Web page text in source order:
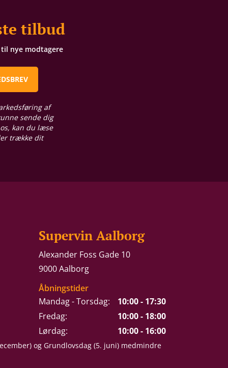
tilbud
nye modtagere
af
sende dig
kan du læse
trække dit
Supervin Aalborg
Alexander Foss Gade 10
9000 Aalborg
Åbningstider
Mandag - Torsdag:
10:00 - 17:30
Fredag:
10:00 - 18:00
Lørdag:
10:00 - 16:00
og Grundlovsdag (5. juni) medmindre